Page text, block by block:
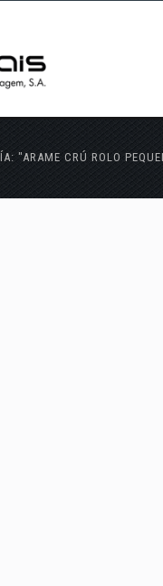
"ARAME CRÚ ROLO